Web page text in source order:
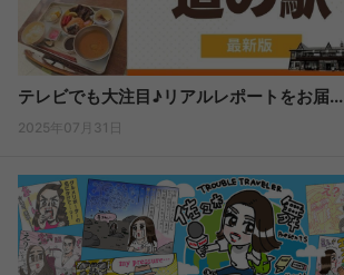
テレビでも大注目♪リアルレポートをお届...
2025年07月31日